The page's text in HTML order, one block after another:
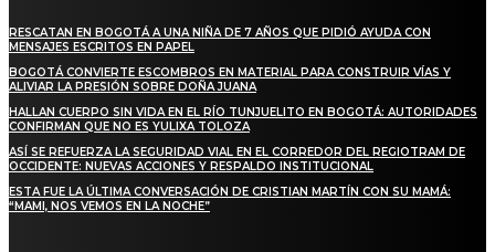
RESCATAN EN BOGOTÁ A UNA NIÑA DE 7 AÑOS QUE PIDIÓ AYUDA CON
MENSAJES ESCRITOS EN PAPEL
BOGOTÁ CONVIERTE ESCOMBROS EN MATERIAL PARA CONSTRUIR VÍAS Y
ALIVIAR LA PRESIÓN SOBRE DOÑA JUANA
HALLAN CUERPO SIN VIDA EN EL RÍO TUNJUELITO EN BOGOTÁ: AUTORIDADES
CONFIRMAN QUE NO ES YULIXA TOLOZA
ASÍ SE REFUERZA LA SEGURIDAD VIAL EN EL CORREDOR DEL REGIOTRAM DE
OCCIDENTE: NUEVAS ACCIONES Y RESPALDO INSTITUCIONAL
ESTA FUE LA ÚLTIMA CONVERSACIÓN DE CRISTIAN MARTÍN CON SU MAMÁ:
“MAMI, NOS VEMOS EN LA NOCHE”